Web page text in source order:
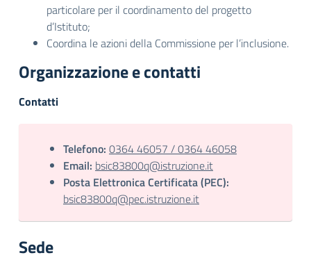
particolare per il coordinamento del progetto
d’Istituto;
Coordina le azioni della Commissione per l’inclusione.
Organizzazione e contatti
Contatti
Telefono: 0364 46057 / 0364 46058
Email: bsic83800q@istruzione.it
Posta Elettronica Certificata (PEC):
bsic83800q@pec.istruzione.it
Sede